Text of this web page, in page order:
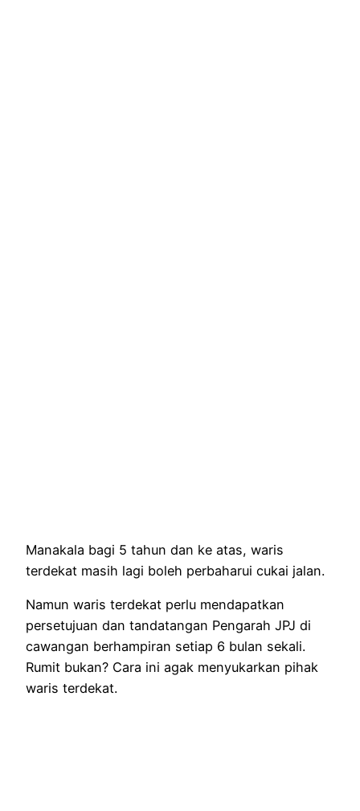
Manakala bagi 5 tahun dan ke atas, waris
terdekat masih lagi boleh perbaharui cukai jalan.
Namun waris terdekat perlu mendapatkan
persetujuan dan tandatangan Pengarah JPJ di
cawangan berhampiran setiap 6 bulan sekali.
Rumit bukan? Cara ini agak menyukarkan pihak
waris terdekat.